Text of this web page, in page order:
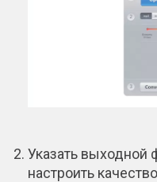
Указать выходной
настроить